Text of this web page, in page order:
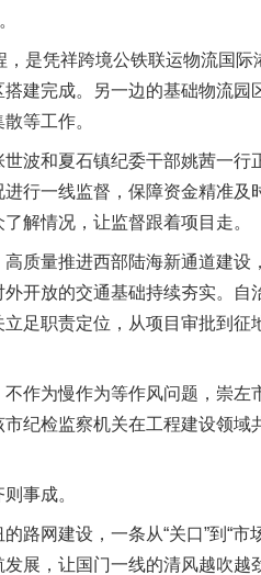
凭祥跨境公铁联运物流国际
建完成。另一边的基础物流
等工作。
和夏石镇纪委干部姚茜一行
行一线监督，保障资金精准
解情况，让监督跟着项目走。
量推进西部陆海新通道建设
开放的交通基础持续夯实。
足职责定位，从项目审批到
为慢作为等作风问题，崇左
纪检监察机关在工程建设领
事成。
网建设，一条从“关口”到“市
展，让国门一线的清风越吹越